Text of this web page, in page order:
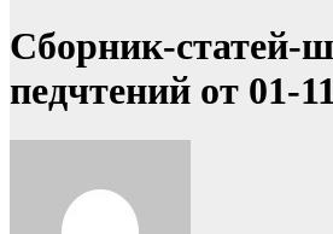
Сборник-статей-
педчтений от 01-